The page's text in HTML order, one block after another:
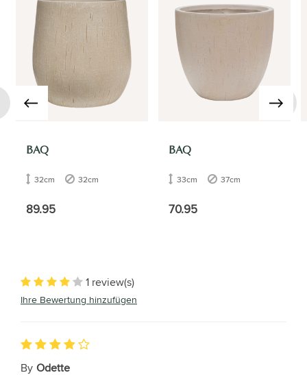
BAQ
32cm 32cm
89.95
BAQ
33cm 37cm
70.95
›
1 review(s)
Ihre Bewertung hinzufügen
By Odette